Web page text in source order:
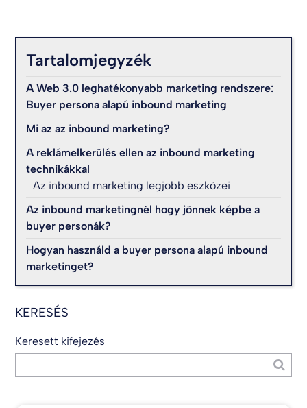
Tartalomjegyzék
A Web 3.0 leghatékonyabb marketing rendszere:
Buyer persona alapú inbound marketing
Mi az az inbound marketing?
A reklámelkerülés ellen az inbound marketing
technikákkal
Az inbound marketing legjobb eszközei
Az inbound marketingnél hogy jönnek képbe a
buyer personák?
Hogyan használd a buyer persona alapú inbound
marketinget?
KERESÉS
Keresett kifejezés